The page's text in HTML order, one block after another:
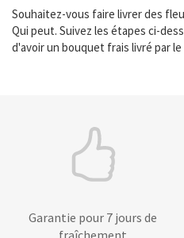
Souhaitez-vous faire livrer des
Qui peut. Suivez les étapes ci-
d'avoir un bouquet frais livré par
Garantie pour 7 jours de
fraîchement